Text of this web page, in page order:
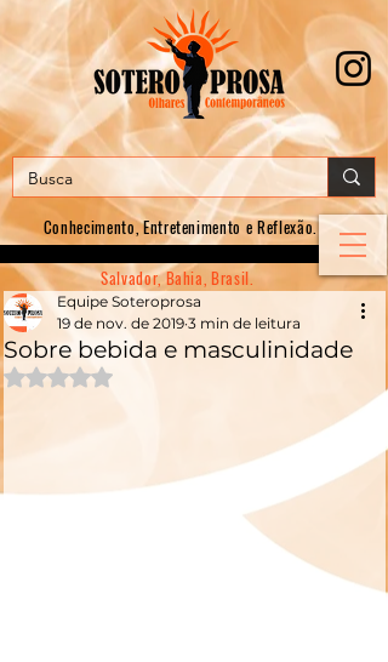
Conhecimento, Entretenimento e Reflexão.
Salvador, Bahia, Brasil.
Sobre bebida e masculinidade
Equipe Soteroprosa
19 de nov. de 2019 3 min de leitura
Avaliado com NaN de 5 estrelas.